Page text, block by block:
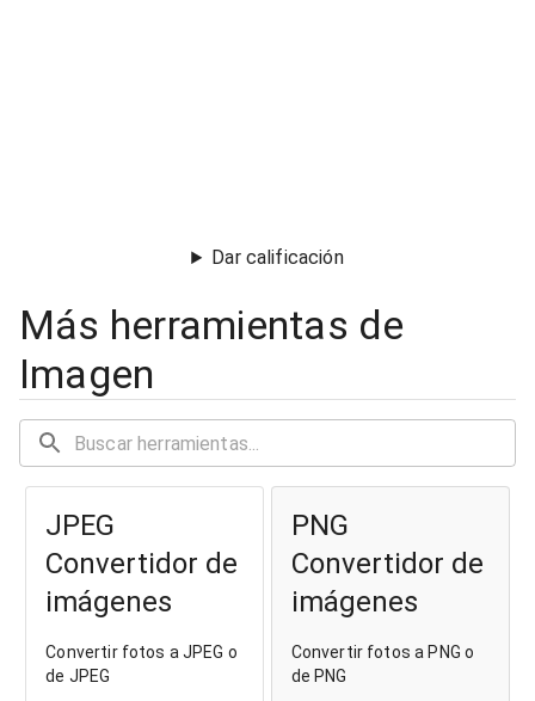
Dar calificación
Más herramientas de
Imagen
JPEG
Convertidor de
imágenes
Convertir fotos a JPEG o
de JPEG
PNG
Convertidor de
imágenes
Convertir fotos a PNG o
de PNG